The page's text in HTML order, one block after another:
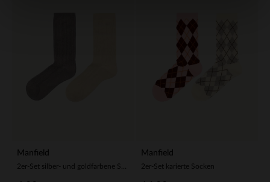
Manfield Manfield
2er-Set karierte Socken